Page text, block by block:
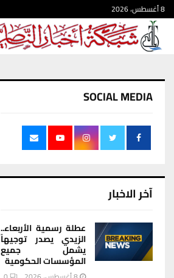
8 أغسطس، 2026
SOCIAL MEDIA
آخر الاخبار
عطلة رسمية الأربعاء..
الزيدي يصدر توجيهاً
يشمل جميع
المؤسسات الحكومية